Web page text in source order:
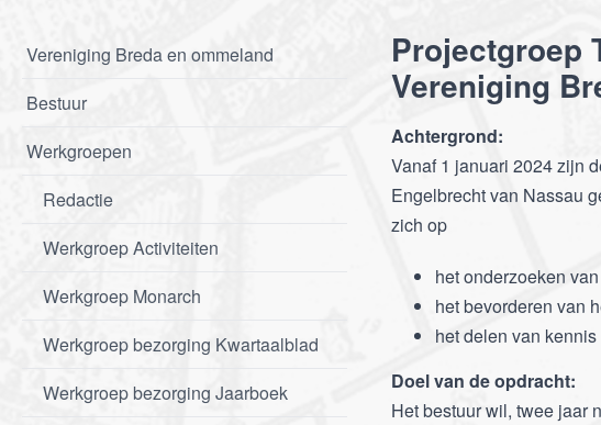
Vereniging Breda en ommeland
Bestuur
Werkgroepen
Redactie
Werkgroep Activiteiten
Werkgroep Monarch
Werkgroep bezorging Kwartaalblad
Werkgroep bezorging Jaarboek
Projectgroep
Vereniging
Achtergrond:
Vanaf 1 januari 2024 zijn
Engelbrecht van Nassau
zich op
het onderzoeken
het bevorderen van
het delen van kennis
Doel van de opdracht:
Het bestuur wil, twee jaar